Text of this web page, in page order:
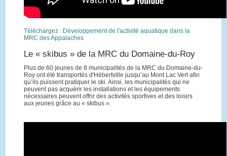
Téléchargez : Développement de l'activité aquatique dans la
MRC des Appalaches
Le « skibus » de la MRC du Domaine-du-Roy
Plus de 60 jeunes de 8 municipalités de la MRC du Domaine-du-
Roy ont été transportés d'Hébertville jusqu’au Mont Lac Vert afin
qu’ils puissent pratiquer le ski. Ainsi, les municipalités qui ne
peuvent pas acquérir les installations et les équipements
nécessaires peuvent offrir des activités sportives et des loisirs
aux jeunes grâce au « skibus ».